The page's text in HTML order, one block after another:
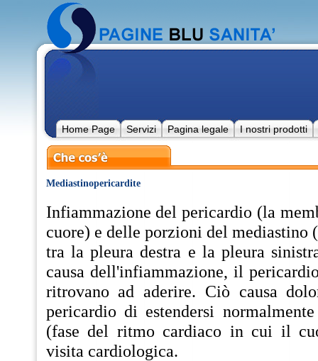
Home Page Servizi Pagina legale I nostri prodotti
Mediastinopericardite
Infiammazione del pericardio (la
cuore) e delle porzioni del mediastino
tra la pleura destra e la pleura
causa dell'infiammazione, il
ritrovano ad aderire. Ciò causa
pericardio di estendersi
(fase del ritmo cardiaco in cui il
visita cardiologica.